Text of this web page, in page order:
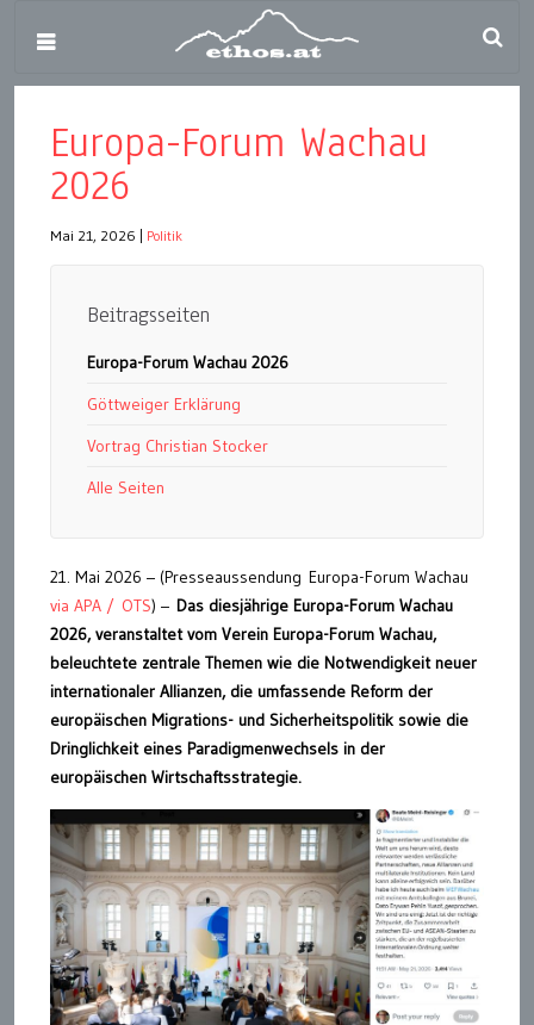
Europa-Forum Wachau
2026
Mai 21, 2026 Politik
Beitragsseiten
Europa-Forum Wachau 2026
Göttweiger Erklärung
Vortrag Christian Stocker
Alle Seiten
21. Mai 2026 – (Presseaussendung Europa-Forum Wachau
via APA / OTS) – Das diesjährige Europa-Forum Wachau
2026, veranstaltet vom Verein Europa-Forum Wachau,
beleuchtete zentrale Themen wie die Notwendigkeit neuer
internationaler Allianzen, die umfassende Reform der
europäischen Migrations- und Sicherheitspolitik sowie die
Dringlichkeit eines Paradigmenwechsels in der
europäischen Wirtschaftsstrategie.